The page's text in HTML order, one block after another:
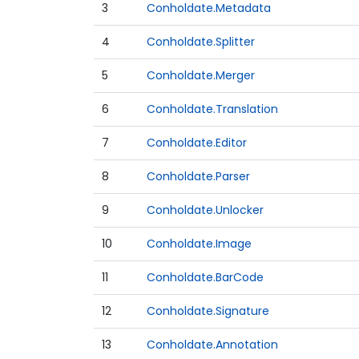
3 Conholdate.Metadata
4 Conholdate.Splitter
5 Conholdate.Merger
6 Conholdate.Translation
7 Conholdate.Editor
8 Conholdate.Parser
9 Conholdate.Unlocker
10 Conholdate.Image
11 Conholdate.BarCode
12 Conholdate.Signature
13 Conholdate.Annotation